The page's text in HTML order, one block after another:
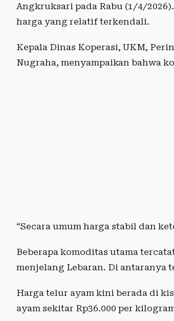
Angkruksari pada Rabu (1/4/
harga yang relatif terkendali.
Kepala Dinas Koperasi, UKM,
Nugraha, menyampaikan bahwa
“Secara umum harga stabil dan
Beberapa komoditas utama
menjelang Lebaran. Di antaranya
Harga telur ayam kini berada di
ayam sekitar Rp36.000 per